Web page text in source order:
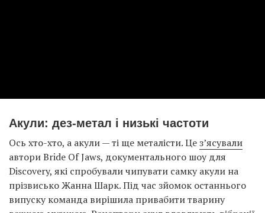
Акули: дез-метал і низькі частоти
Ось хто-хто, а акули — ті ще металісти. Цез’ясували
автори Bride Of Jaws, документального шоу для
Discovery, які спробували чипувати самку акули на
прізвисько Жанна Шарк. Під час зйомок останнього
випуску команда вирішила привабити тварину